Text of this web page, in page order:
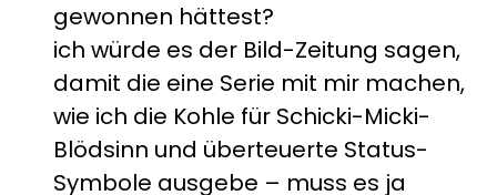
gewonnen hättest?
ich würde es der Bild-Zeitung sagen,
damit die eine Serie mit mir machen,
wie ich die Kohle für Schicki-Micki-
Blödsinn und überteuerte Status-
Symbole ausgebe – muss es ja